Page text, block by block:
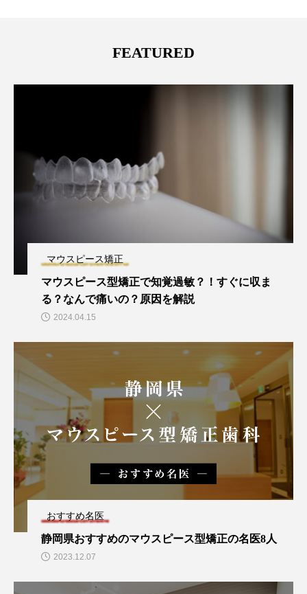
FEATURED
マウスピース矯正
マウスピース型矯正で知覚過敏？！すぐに収ま
る？なんで痛いの？原因を解説
2024.04.15
おすすめ名医
静岡県おすすめのマウスピース型矯正の名医8人
2023.12.07